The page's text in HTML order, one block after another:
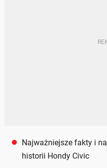
Najważniejsze fakty i
historii Hondy Civic